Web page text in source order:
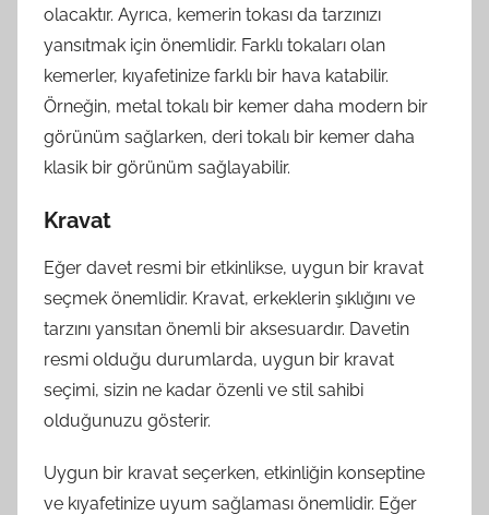
olacaktır. Ayrıca, kemerin tokası da tarzınızı
yansıtmak için önemlidir. Farklı tokaları olan
kemerler, kıyafetinize farklı bir hava katabilir.
Örneğin, metal tokalı bir kemer daha modern bir
görünüm sağlarken, deri tokalı bir kemer daha
klasik bir görünüm sağlayabilir.
Kravat
Eğer davet resmi bir etkinlikse, uygun bir kravat
seçmek önemlidir. Kravat, erkeklerin şıklığını ve
tarzını yansıtan önemli bir aksesuardır. Davetin
resmi olduğu durumlarda, uygun bir kravat
seçimi, sizin ne kadar özenli ve stil sahibi
olduğunuzu gösterir.
Uygun bir kravat seçerken, etkinliğin konseptine
ve kıyafetinize uyum sağlaması önemlidir. Eğer